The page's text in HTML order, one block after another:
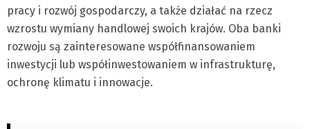
pracy i rozwój gospodarczy, a także działać na rzecz
wzrostu wymiany handlowej swoich krajów. Oba banki
rozwoju są zainteresowane współfinansowaniem
inwestycji lub współinwestowaniem w infrastrukturę,
ochronę klimatu i innowacje.